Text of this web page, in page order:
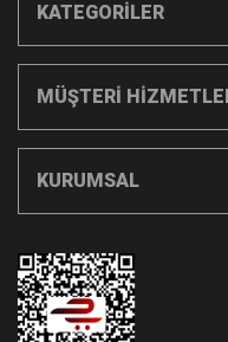
KATEGORİLER
MÜŞTERİ
KURUMSAL